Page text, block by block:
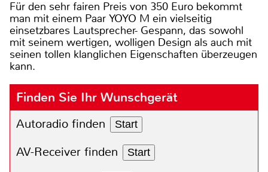
Für den sehr fairen Preis von 350 Euro bekommt
man mit einem Paar YOYO M ein vielseitig
einsetzbares Lautsprecher- Gespann, das sowohl
mit seinem wertigen, wolligen Design als auch mit
seinen tollen klanglichen Eigenschaften überzeugen
kann.
Finden Sie Ihr Wunschgerät
Autoradio finden Start
AV-Receiver finden Start